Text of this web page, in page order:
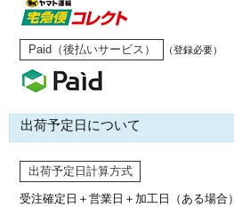
Paid（後払いサービス） （登録必要）
出荷予定日について
出荷予定日計算方式
受注確定日＋営業日＋加工日（ある場合）